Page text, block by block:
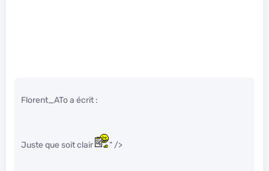
Florent_ATo a écrit :
Juste que soit clair " />